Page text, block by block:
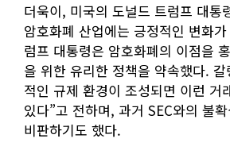
더욱이, 미국의 도널드 트럼프 대통
암호화폐 산업에는 긍정적인 변화
럼프 대통령은 암호화폐의 이점을
을 위한 유리한 정책을 약속했다. 갈
적인 규제 환경이 조성되면 이런 거
있다”고 전하며, 과거 SEC와의 불
비판하기도 했다.